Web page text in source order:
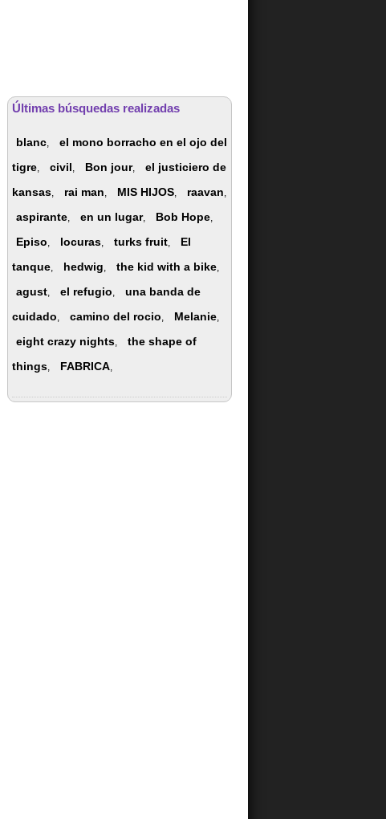
Últimas búsquedas realizadas
blanc,
el mono borracho en el ojo del
tigre, civil, Bon jour,
el justiciero de
kansas, rai man, MIS HIJOS, raavan,
aspirante, en un lugar, Bob Hope,
Episo, locuras, turks fruit,
El
tanque, hedwig, the kid with a bike,
agust, el refugio,
una banda de
cuidado, camino del rocio, Melanie,
eight crazy nights,
the shape of
things, FABRICA,